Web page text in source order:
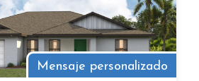
Mensaje personalizado